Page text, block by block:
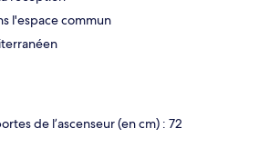
l'espace commun
de l’ascenseur (en cm) : 72